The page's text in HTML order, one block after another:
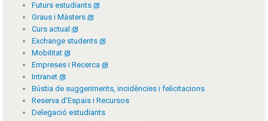
Futurs estudiants
Graus i Màsters
Curs actual
Exchange students
Mobilitat
Empreses i Recerca
Intranet
Bústia de suggeriments, incidències i felicitacions
Reserva d'Espais i Recursos
Delegació estudiants